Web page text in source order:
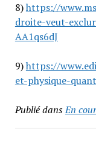
8)https://
droite-veut-
AA1qs6dJ
9)https://
et-physique-
Publié dansEn